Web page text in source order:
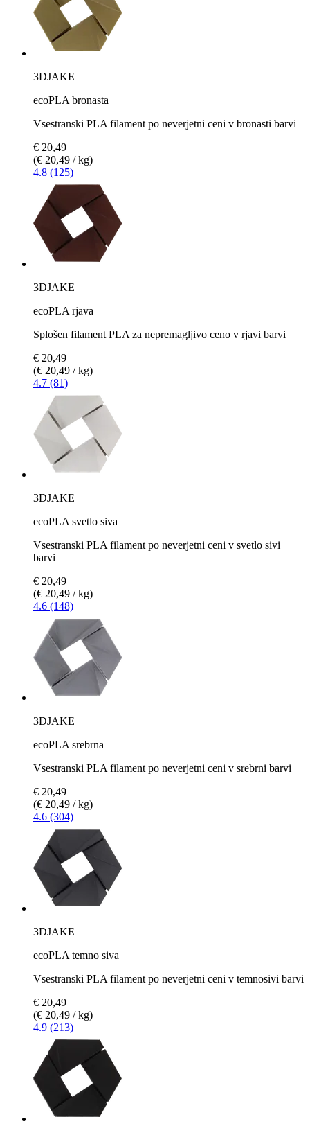
3DJAKE
ecoPLA bronasta
Vsestranski PLA filament po neverjetni ceni v bronasti barvi
€ 20,49
(€ 20,49 / kg)
4.8 (125)
3DJAKE
ecoPLA rjava
Splošen filament PLA za nepremagljivo ceno v rjavi barvi
€ 20,49
(€ 20,49 / kg)
4.7 (81)
3DJAKE
ecoPLA svetlo siva
Vsestranski PLA filament po neverjetni ceni v svetlo sivi
barvi
€ 20,49
(€ 20,49 / kg)
4.6 (148)
3DJAKE
ecoPLA srebrna
Vsestranski PLA filament po neverjetni ceni v srebrni barvi
€ 20,49
(€ 20,49 / kg)
4.6 (304)
3DJAKE
ecoPLA temno siva
Vsestranski PLA filament po neverjetni ceni v temnosivi barvi
€ 20,49
(€ 20,49 / kg)
4.9 (213)